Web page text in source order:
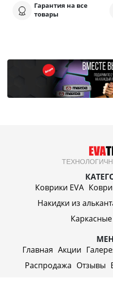
Гарантия на все
товары
Коврики EVA
Накидки из
Главная Акции
Распродажа Отзывы